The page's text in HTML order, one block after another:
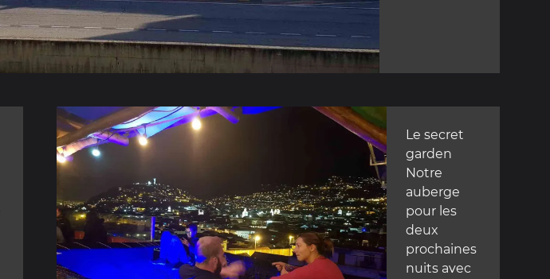
Le secret
garden
Notre
auberge
pour les
deux
prochaines
nuits avec